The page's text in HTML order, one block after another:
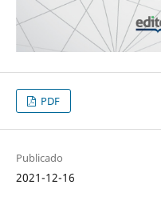
PDF
Publicado
2021-12-16